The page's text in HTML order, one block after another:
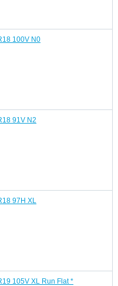
100V N0
91V N2
97H XL
105V XL Run Flat *